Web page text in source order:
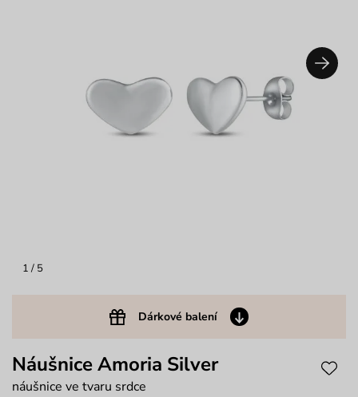
1 / 5
Dárkové balení
Náušnice Amoria Silver
náušnice ve tvaru srdce